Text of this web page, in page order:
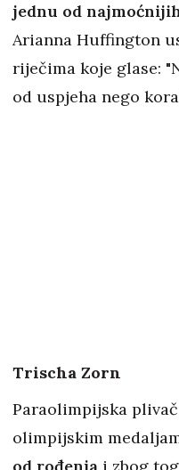
jednu od
Arianna Huffington
riječima koje glase:
od uspjeha nego
Trischa Zorn
Paraolimpijska
olimpijskim